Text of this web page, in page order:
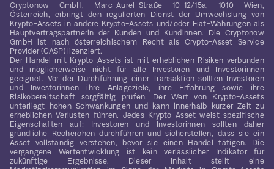
Cryptonow GmbH, Marc-Aurel-Straße 10-12/15a, 1010 Wien,
Österreich, erbringt den regulierten Dienst der Umwechslung von
Krypto-Assets in andere Krypto-Assets und/oder Fiat-Währungen als
Hauptvertragspartnerin der Kunden und Kundinnen. Die Cryptonow
GmbH ist nach österreichischem Recht als Crypto-Asset Service
Provider (CASP) lizenziert.
Der Handel mit Krypto-Assets ist mit erheblichen Risiken verbunden
und möglicherweise nicht für alle Investoren und Investorinnen
geeignet. Vor der Durchführung einer Transaktion sollten Investoren
und Investorinnen ihre Anlageziele, ihre Erfahrung sowie ihre
Risikobereitschaft sorgfältig prüfen. Der Wert von Krypto-Assets
unterliegt hohen Schwankungen und kann innerhalb kurzer Zeit zu
erheblichen Verlusten führen. Jedes Krypto-Asset weist spezifische
Eigenschaften auf; Investoren und Investorinnen sollten daher
gründliche Recherchen durchführen und sicherstellen, dass sie ein
Asset vollständig verstehen, bevor sie einen Handel tätigen. Die
vergangene Wertentwicklung ist kein verlässlicher Indikator für
zukünftige Ergebnisse. Dieser Inhalt stellt eine